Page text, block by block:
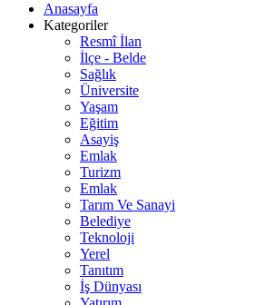
Anasayfa
Kategoriler
Resmî İlan
İlçe - Belde
Sağlık
Üniversite
Yaşam
Eğitim
Asayiş
Emlak
Turizm
Emlak
Tarım Ve Sanayi
Belediye
Teknoloji
Yerel
Tanıtım
İş Dünyası